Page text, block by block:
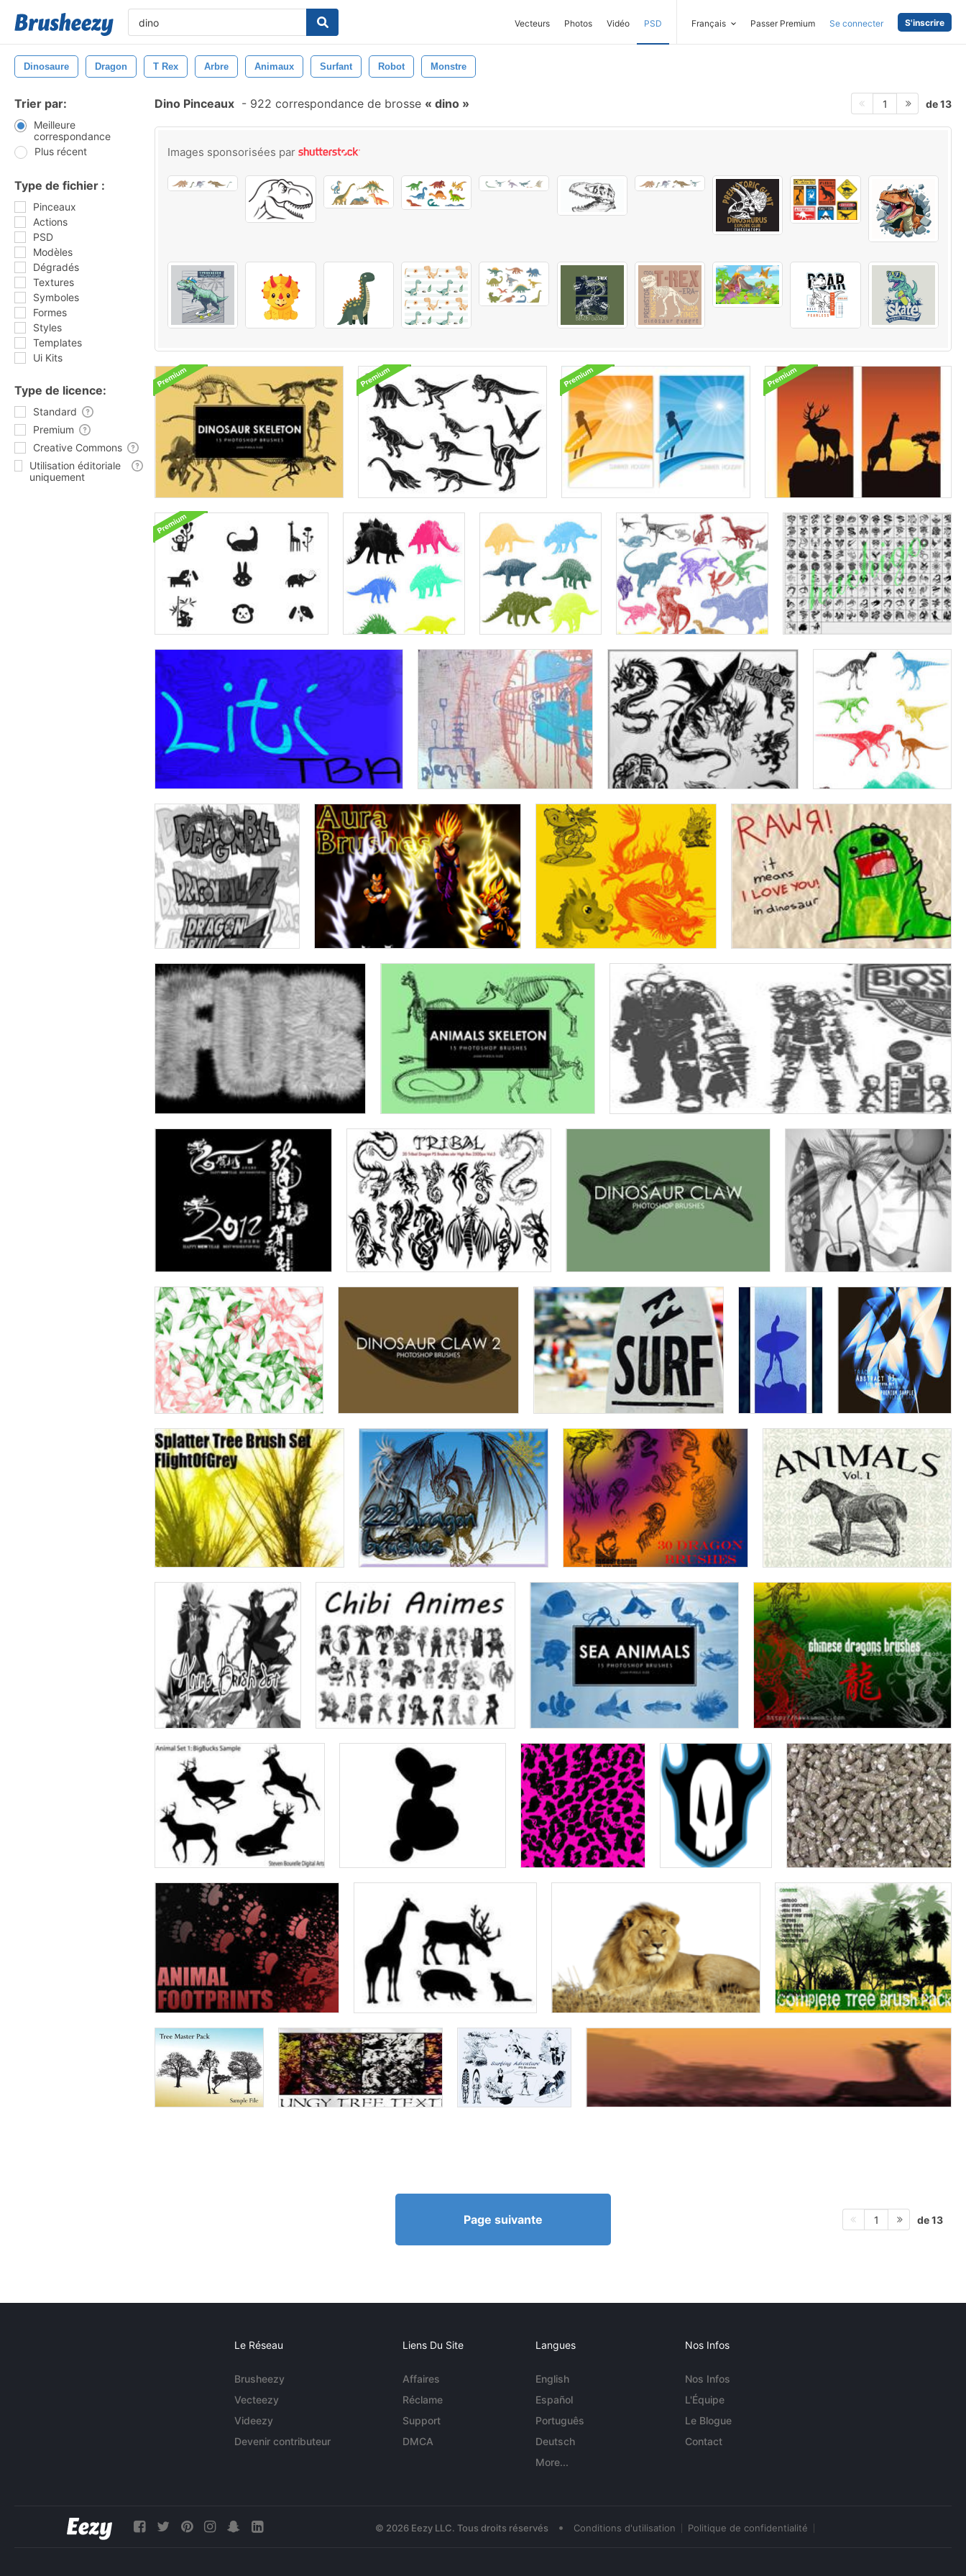
Vecteurs Photos Vidéo PSD Français Passer Premium Se connecter S'inscrire
Dinosaure Dragon T Rex Arbre Animaux Surfant Robot Monstre
Trier par:
Meilleure
correspondance
Plus récent
Type de fichier :
Pinceaux
Actions
PSD
Modèles
Dégradés
Textures
Symboles
Formes
Styles
Templates
Ui Kits
Type de licence:
Standard
Premium
Creative Commons
Utilisation éditoriale
uniquement
Dino Pinceaux - 922 correspondance de brosse dino 1 de 13
Images sponsorisées par
Page suivante 1 de 13
Le Réseau
Brusheezy
Vecteezy
Videezy
Devenir contributeur
Liens Du Site
Affaires
Réclame
Support
DMCA
Langues
English
Español
Português
Deutsch
More...
Nos Infos
Nos Infos
L'Équipe
Le Blogue
Contact
© 2026 Eezy LLC. Tous droits réservés • Conditions d'utilisation Politique de confidentialité